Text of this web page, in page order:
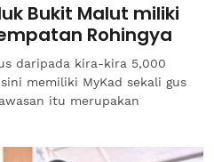
Bukit Malut miliki
Rohingya
daripada kira-kira 5,000
memiliki MyKad sekali gus
itu merupakan